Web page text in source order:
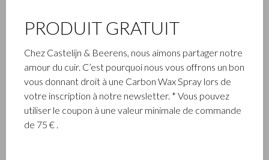
ENTREPRISE FAMILIALE
L’entreprise Castelijn & Beerens, établie à Waalwijk, est une
PRODUIT GRATUIT
Chez Castelijn & Beerens, nous aimons partager notre
amour du cuir. C’est pourquoi nous vous offrons un bon
vous donnant droit à une Carbon Wax Spray lors de
votre inscription à notre newsletter. * Vous pouvez
utiliser le coupon à une valeur minimale de commande
de 75 € .